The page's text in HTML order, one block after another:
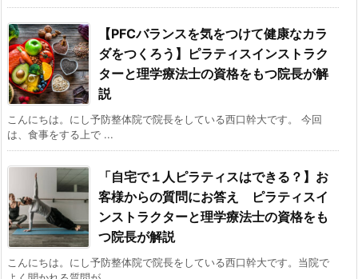
【PFCバランスを気をつけて健康なカラ
ダをつくろう】ピラティスインストラク
ターと理学療法士の資格をもつ院長が解
説
こんにちは。にし予防整体院で院長をしている西口幹大です。 今回
は、食事をする上で ...
「自宅で１人ピラティスはできる？】お
客様からの質問にお答え ピラティスイ
ンストラクターと理学療法士の資格をも
つ院長が解説
こんにちは。にし予防整体院で院長をしている西口幹大です。当院で